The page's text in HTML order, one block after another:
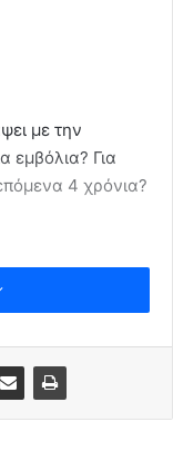
με την
εμβόλια? Για
4 χρόνια?